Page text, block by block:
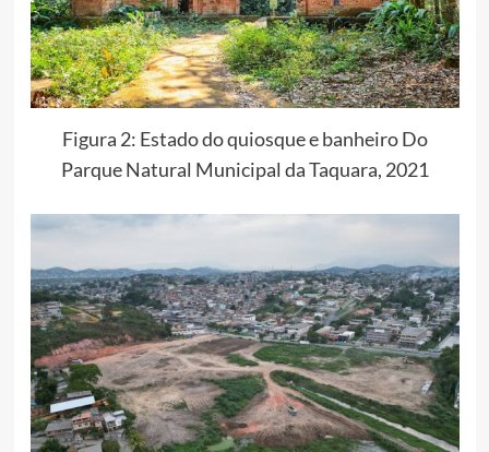
Figura 2: Estado do quiosque e banheiro Do
Parque Natural Municipal da Taquara, 2021